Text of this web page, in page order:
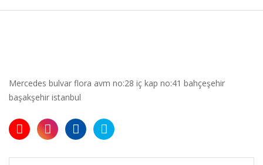
Mercedes bulvar flora avm no:28 iç kap no:41 bahçeşehir
başakşehir istanbul